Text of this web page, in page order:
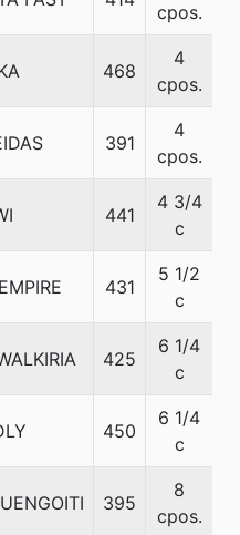
cpos.
468
4
cpos.
391
4
cpos.
441
4 3/4
c
431
5 1/2
c
425
6 1/4
c
450
6 1/4
c
395
8
cpos.